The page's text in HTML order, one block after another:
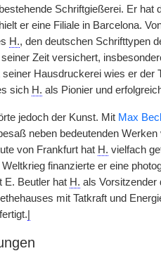
Schriftgießerei. Er
er eine Filiale in Barcelona.
H., den deutschen Schrifttypen
Zeit versichert,
seiner Hausdruckerei wies er der
sich H. als Pionier und
jedoch der Kunst. Mit Max
neben bedeutenden
von Frankfurt hat H. vielfach
finanzierte er eine
E. Beutler hat H. als Vorsitzender
mit Tatkraft und